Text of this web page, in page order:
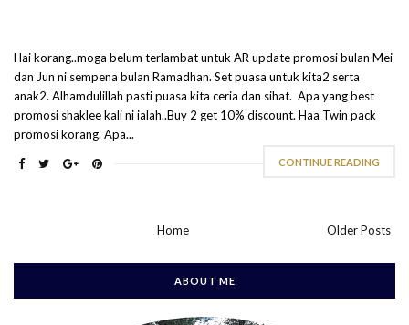
Hai korang..moga belum terlambat untuk AR update promosi bulan Mei
dan Jun ni sempena bulan Ramadhan. Set puasa untuk kita2 serta
anak2. Alhamdulillah pasti puasa kita ceria dan sihat. Apa yang best
promosi shaklee kali ni ialah..Buy 2 get 10% discount. Haa Twin pack
promosi korang. Apa...
CONTINUE READING
Older Posts
Home
ABOUT ME